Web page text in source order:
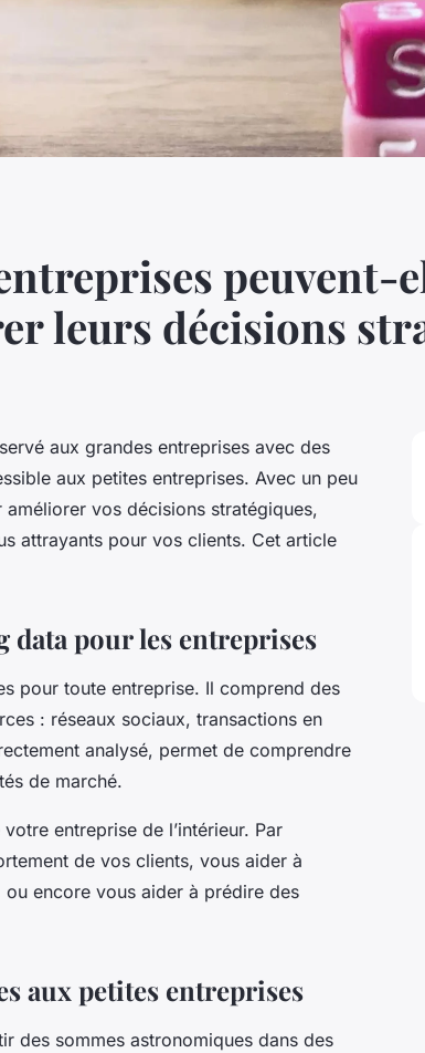
peuvent-
leurs décisions
aux grandes entreprises avec des
aux petites entreprises. Avec un peu
améliorer vos décisions stratégiques,
attrayants pour vos clients. Cet article
data pour les entreprises
pour toute entreprise. Il comprend des
: réseaux sociaux, transactions en
analysé, permet de comprendre
de marché.
entreprise de l’intérieur. Par
de vos clients, vous aider à
encore vous aider à prédire des
aux petites entreprises
des sommes astronomiques dans des